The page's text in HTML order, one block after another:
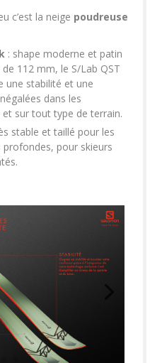
c’est la neige poudreuse
: shape moderne et patin
112 mm, le S/Lab QST
une stabilité et une
dans les
et sur tout type de terrain.
stable et taillé pour les
profondes, pour skieurs